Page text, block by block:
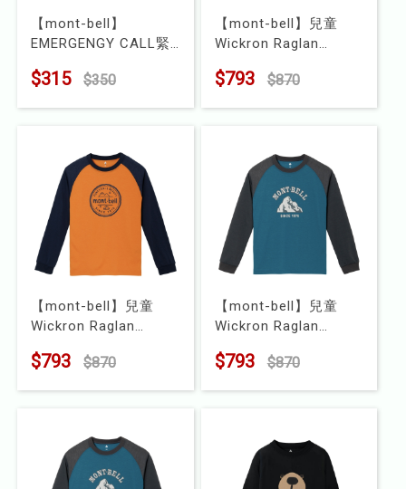
【mont-bell】
EMERGENGY CALL緊
型號 : 1124247
$315 $350
【mont-bell】兒童
Wickron Raglan
衣
$793 $870
【mont-bell】兒童
Wickron Raglan
衣
$793 $870
【mont-bell】兒童
Wickron Raglan
衣
$793 $870